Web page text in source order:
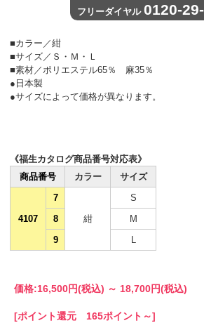
フリーダイヤル 0120-
■カラー／紺
■サイズ／Ｓ・Ｍ・Ｌ
■素材／ポリエステル65％ 麻35％
●日本製
●サイズによって価格が異なります。
《福生カタログ商品番号対応表》
商品番号
カラー サイズ
4107
7
紺
S
8
M
9
L
価格:16,500円(税込) ～ 18,700円(税込)
[ポイント還元 165ポイント～]